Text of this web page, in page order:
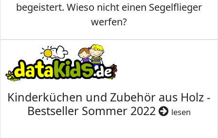
begeistert. Wieso nicht einen Segelflieger
werfen?
Kinderküchen und Zubehör aus Holz -
Bestseller Sommer 2022
lesen